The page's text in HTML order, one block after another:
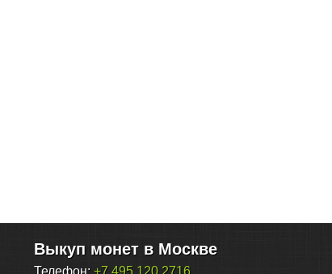
Выкуп монет в Москве
Телефон: +7 495 120 2716